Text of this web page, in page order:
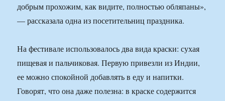
добрым прохожим, как видите, полностью обляпаны»,
— рассказала одна из посетительниц праздника.
На фестивале использовалось два вида краски: сухая
пищевая и пальчиковая. Первую привезли из Индии,
ее можно спокойной добавлять в еду и напитки.
Говорят, что она даже полезна: в краске содержится